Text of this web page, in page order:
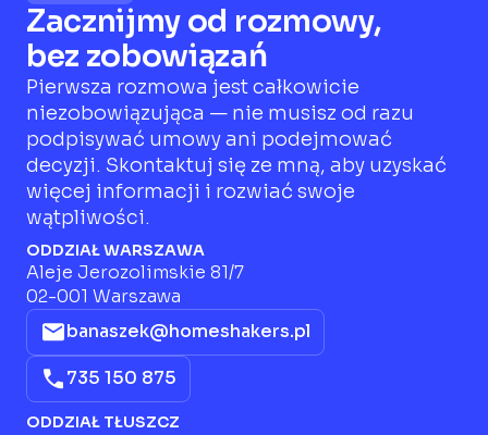
Zacznijmy od rozmowy,
bez zobowiązań
Pierwsza rozmowa jest całkowicie
niezobowiązująca — nie musisz od razu
podpisywać umowy ani podejmować
decyzji. Skontaktuj się ze mną, aby uzyskać
więcej informacji i rozwiać swoje
wątpliwości.
ODDZIAŁ WARSZAWA
Aleje Jerozolimskie 81/7
02-001 Warszawa
banaszek@homeshakers.pl
735 150 875
ODDZIAŁ TŁUSZCZ